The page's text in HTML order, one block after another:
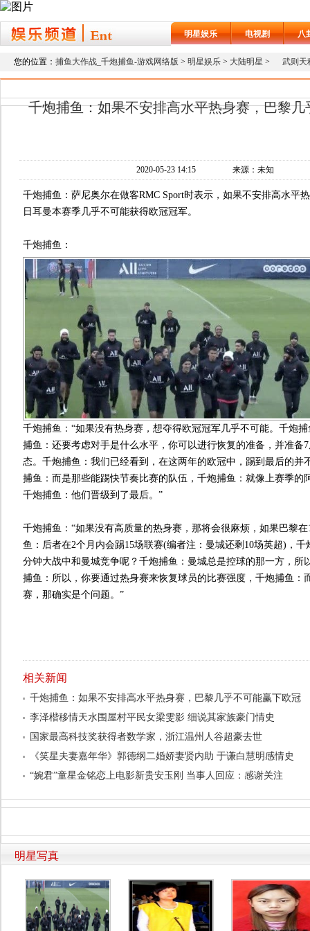
明星娱乐 电视剧 八
您的位置： 捕鱼大作战_千炮捕鱼-游戏网络版 > 明星娱乐 > 大陆明星 > 武则天
千炮捕鱼：如果不安排高水平热身赛，巴黎
2020-05-23 14:15 来源：未知
千炮捕鱼：萨尼奥尔在做客RMC Sport时表示，如果不安排高水平
日耳曼本赛季几乎不可能获得欧冠冠军。
千炮捕鱼：
千炮捕鱼：“如果没有热身赛，想夺得欧冠冠军几乎不可能。千炮
捕鱼：还要考虑对手是什么水平，你可以进行恢复的准备，并准备
态。千炮捕鱼：我们已经看到，在这两年的欧冠中，踢到最后的并
捕鱼：而是那些能踢快节奏比赛的队伍，千炮捕鱼：就像上赛季的
千炮捕鱼：他们晋级到了最后。”
千炮捕鱼：“如果没有高质量的热身赛，那将会很麻烦，如果巴黎
鱼：后者在2个月内会踢15场联赛(编者注：曼城还剩10场英超)，千
分钟大战中和曼城竞争呢？千炮捕鱼：曼城总是控球的那一方，所
捕鱼：所以，你要通过热身赛来恢复球员的比赛强度，千炮捕鱼：
赛，那确实是个问题。”
相关新闻
千炮捕鱼：如果不安排高水平热身赛，巴黎几乎不可能赢下欧冠
李泽楷移情天水围屋村平民女梁雯影 细说其家族豪门情史
国家最高科技奖获得者数学家，浙江温州人谷超豪去世
《笑星夫妻嘉年华》郭德纲二婚娇妻贤内助 于谦白慧明感情史
“婉君”童星金铭恋上电影新贵安玉刚 当事人回应：感谢关注
明星写真